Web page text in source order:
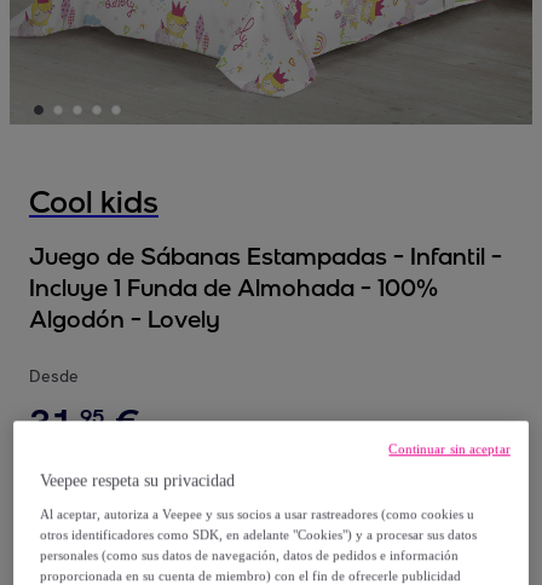
Cool kids
Juego de Sábanas Estampadas - Infantil -
Incluye 1 Funda de Almohada - 100%
Algodón - Lovely
Desde
31,95 €
59, €
Vendido porCreaciones Euromoda
Veepee respeta su privacidad
Al aceptar, autoriza a Veepee y sus socios a usar rastreadores (como cookies u
otros identificadores como SDK, en adelante "Cookies") y a procesar sus datos
personales (como sus datos de navegación, datos de pedidos e información
proporcionada en su cuenta de miembro) con el fin de ofrecerle publicidad
Continuar sin aceptar